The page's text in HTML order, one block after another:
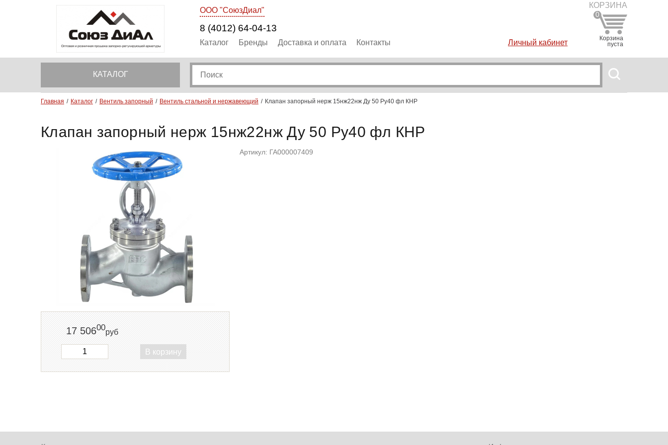
ООО "СоюзДиал"
8 (4012) 64-04-13
Каталог Бренды Доставка и оплата Контакты Личный кабинет
КОРЗИНА
Корзина
пуста
0
КАТАЛОГ
Главная Каталог Вентиль запорный Вентиль стальной и нержавеющий Клапан запорный нерж 15нж22нж Ду 50 Ру40 фл КНР
Клапан запорный нерж 15нж22нж Ду 50 Ру40 фл КНР
17 50600руб
В корзину
Артикул: ГА000007409